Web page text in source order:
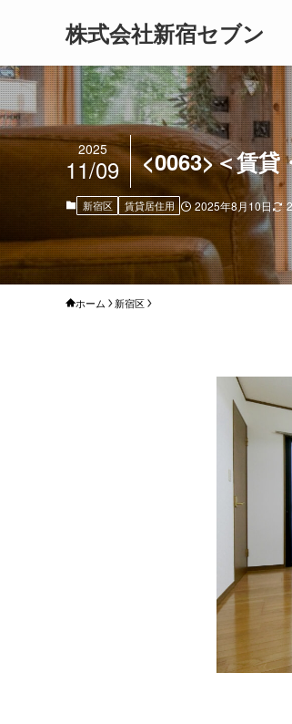
株式会社新宿セブン
<0063>＜賃貸
2025
11/09
新宿区 賃貸居住用 2025年8月10日
ホーム 新宿区